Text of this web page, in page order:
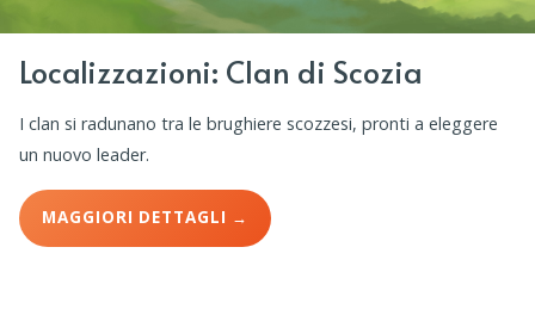
Localizzazioni: Clan di Scozia
I clan si radunano tra le brughiere scozzesi, pronti a eleggere
un nuovo leader.
MAGGIORI DETTAGLI →